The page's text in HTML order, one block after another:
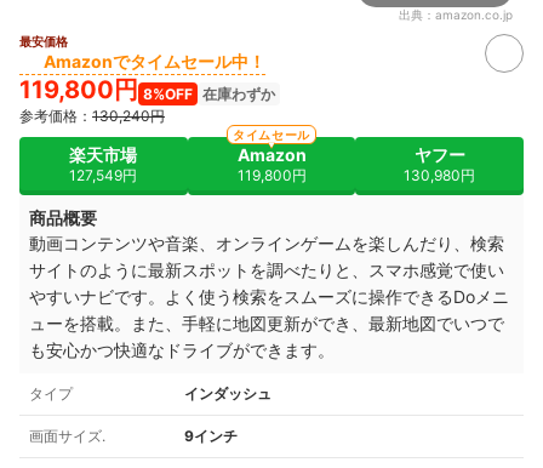
出典： amazon.co.jp
最安価格
Amazonでタイムセール中！
119,800円 8%OFF 在庫わずか
参考価格： 130,240円
楽天市場
127,549円
Amazon
119,800円
タイムセール
ヤフー
130,980円
商品概要
動画コンテンツや音楽、オンラインゲームを楽しんだり、検索
サイトのように最新スポットを調べたりと、スマホ感覚で使い
やすいナビです。よく使う検索をスムーズに操作できるDoメニ
ューを搭載。また、 手軽に地図更新ができ、最新地図でいつで
も安心かつ快適なドライブができます。
タイプ インダッシュ
画面サイズ. 9インチ